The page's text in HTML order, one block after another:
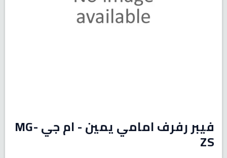
فيبر رفرف امامي يمين - ام جي MG-
ZS